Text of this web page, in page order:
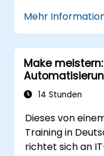
Die
prädiktiver
Das
gesteuerten
Mehr
Make
Workflows
14 Stunden
Dieses von
Training in
richtet sich an